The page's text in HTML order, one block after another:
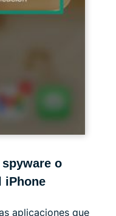
o
iPhone
aplicaciones que